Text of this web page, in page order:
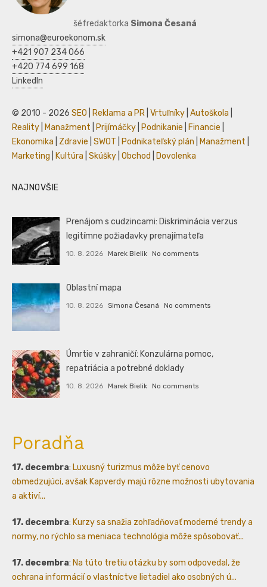
šéfredaktorka Simona Česaná
simona@euroekonom.sk
+421 907 234 066
+420 774 699 168
LinkedIn
© 2010 - 2026 SEO Reklama a PR Vrtuľníky Autoškola
Reality
Manažment Prijímáčky Podnikanie Financie
Ekonomika
Zdravie SWOT Podnikateľský plán Manažment
Marketing
Kultúra Skúšky Obchod Dovolenka
NAJNOVŠIE
Prenájom s cudzincami: Diskriminácia verzus
legitímne požiadavky prenajímateľa
10. 8. 2026 Marek Bielik No comments
Oblastní mapa
10. 8. 2026 Simona Česaná No comments
Úmrtie v zahraničí: Konzulárna pomoc,
repatriácia a potrebné doklady
10. 8. 2026 Marek Bielik No comments
Poradňa
17. decembra: Luxusný turizmus môže byť cenovo
obmedzujúci, avšak Kapverdy majú rôzne možnosti ubytovania
a aktiví...
17. decembra: Kurzy sa snažia zohľadňovať moderné trendy a
normy, no rýchlo sa meniaca technológia môže spôsobovať...
17. decembra: Na túto tretiu otázku by som odpovedal, že
ochrana informácií o vlastníctve lietadiel ako osobných ú...